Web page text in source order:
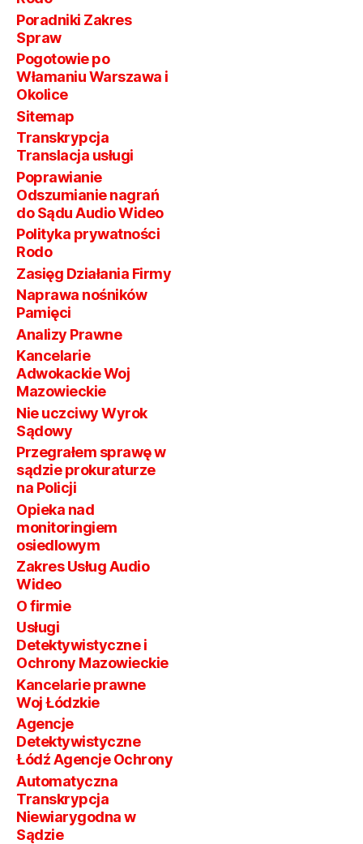
Poradniki Zakres
Spraw
Pogotowie po
Włamaniu Warszawa i
Okolice
Sitemap
Transkrypcja
Translacja usługi
Poprawianie
Odszumianie nagrań
do Sądu Audio Wideo
Polityka prywatności
Rodo
Zasięg Działania Firmy
Naprawa nośników
Pamięci
Analizy Prawne
Kancelarie
Adwokackie Woj
Mazowieckie
Nie uczciwy Wyrok
Sądowy
Przegrałem sprawę w
sądzie prokuraturze
na Policji
Opieka nad
monitoringiem
osiedlowym
Zakres Usług Audio
Wideo
O firmie
Usługi
Detektywistyczne i
Ochrony Mazowieckie
Kancelarie prawne
Woj Łódzkie
Agencje
Detektywistyczne
Łódź Agencje Ochrony
Automatyczna
Transkrypcja
Niewiarygodna w
Sądzie